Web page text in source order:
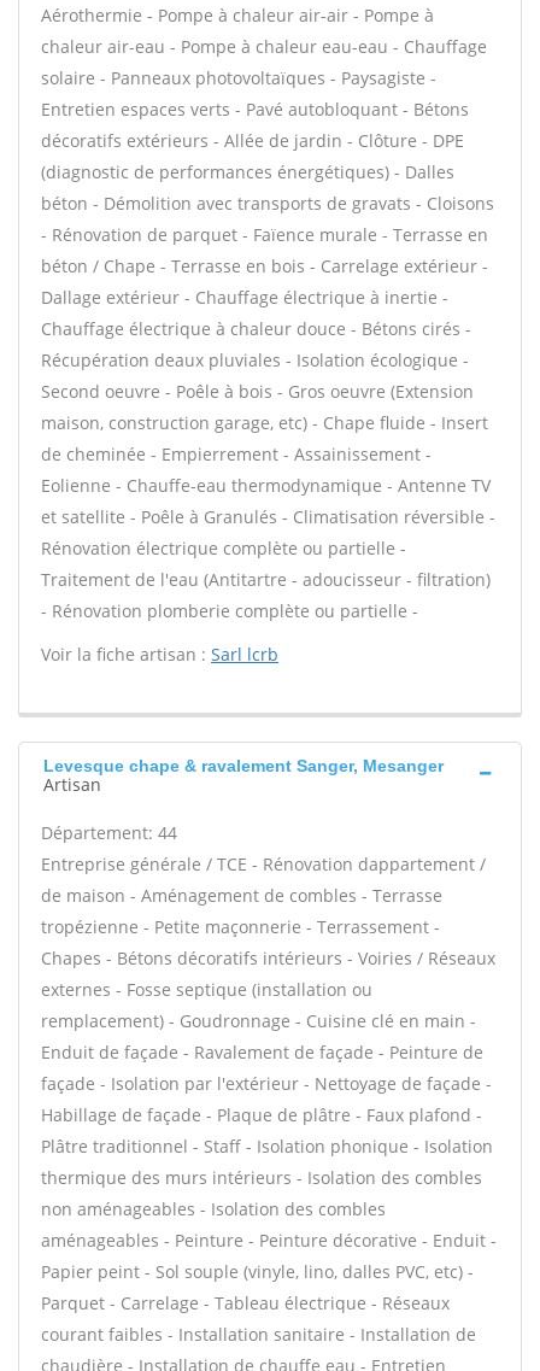
Aérothermie - Pompe à chaleur air-air - Pompe à
chaleur air-eau - Pompe à chaleur eau-eau - Chauffage
solaire - Panneaux photovoltaïques - Paysagiste -
Entretien espaces verts - Pavé autobloquant - Bétons
décoratifs extérieurs - Allée de jardin - Clôture - DPE
(diagnostic de performances énergétiques) - Dalles
béton - Démolition avec transports de gravats - Cloisons
- Rénovation de parquet - Faïence murale - Terrasse en
béton / Chape - Terrasse en bois - Carrelage extérieur -
Dallage extérieur - Chauffage électrique à inertie -
Chauffage électrique à chaleur douce - Bétons cirés -
Récupération deaux pluviales - Isolation écologique -
Second oeuvre - Poêle à bois - Gros oeuvre (Extension
maison, construction garage, etc) - Chape fluide - Insert
de cheminée - Empierrement - Assainissement -
Eolienne - Chauffe-eau thermodynamique - Antenne TV
et satellite - Poêle à Granulés - Climatisation réversible -
Rénovation électrique complète ou partielle -
Traitement de l'eau (Antitartre - adoucisseur - filtration)
- Rénovation plomberie complète ou partielle -
Voir la fiche artisan : Sarl lcrb
Levesque chape & ravalement Sanger, Mesanger
Artisan
Département: 44
Entreprise générale / TCE - Rénovation dappartement /
de maison - Aménagement de combles - Terrasse
tropézienne - Petite maçonnerie - Terrassement -
Chapes - Bétons décoratifs intérieurs - Voiries / Réseaux
externes - Fosse septique (installation ou
remplacement) - Goudronnage - Cuisine clé en main -
Enduit de façade - Ravalement de façade - Peinture de
façade - Isolation par l'extérieur - Nettoyage de façade -
Habillage de façade - Plaque de plâtre - Faux plafond -
Plâtre traditionnel - Staff - Isolation phonique - Isolation
thermique des murs intérieurs - Isolation des combles
non aménageables - Isolation des combles
aménageables - Peinture - Peinture décorative - Enduit -
Papier peint - Sol souple (vinyle, lino, dalles PVC, etc) -
Parquet - Carrelage - Tableau électrique - Réseaux
courant faibles - Installation sanitaire - Installation de
chaudière - Installation de chauffe eau - Entretien